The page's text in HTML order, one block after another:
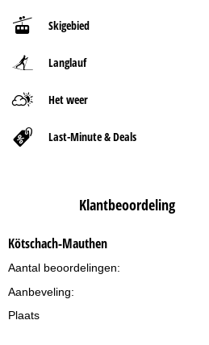
Skigebied
Langlauf
Het weer
Last-Minute & Deals
Klantbeoordeling
Kötschach-Mauthen
Aantal beoordelingen:
Aanbeveling:
Plaats